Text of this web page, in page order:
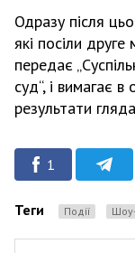
Одразу після
які посіли друге
передає
суд“, і вимагає в
результати
1
Теги Події